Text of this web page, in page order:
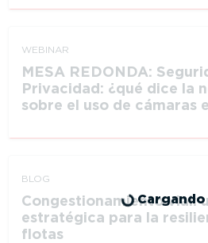
WEBINAR
MESA REDONDA:
Privacidad: ¿qué dice la
sobre el uso de cámaras
BLOG
Congestionamiento vial:
estratégica para la
flotas
Cargando